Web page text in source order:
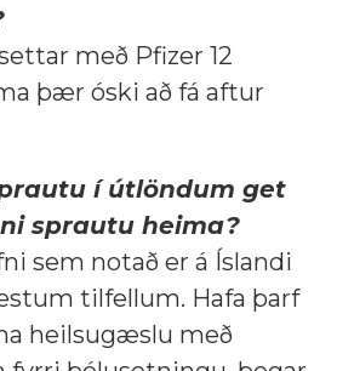
með Pfizer 12
þær óski að fá aftur
í útlöndum get
sprautu heima?
sem notað er á Íslandi
tilfellum. Hafa þarf
heilsugæslu með